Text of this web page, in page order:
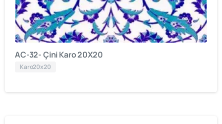
AC-32- Çini Karo 20X20
Karo20x20